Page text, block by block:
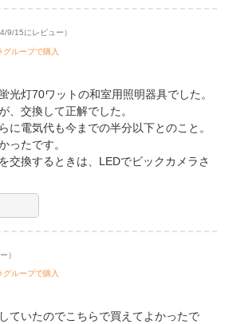
9/15にレビュー）
グループで購入
光灯70ワットの和室用照明器具でした。
、交換して正解でした。
に電気代も今までの半分以下とのこと。
ったです。
交換するときは、LEDでビックカメラさ
）
グループで購入
ていたのでこちらで買えてよかったで